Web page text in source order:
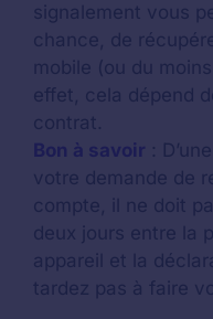
signalement vous
chance, de
mobile (ou du
effet, cela dépend
contrat.
Bon à savoir :
votre demande de
compte, il ne doit
deux jours entre la
appareil et la
tardez pas à faire